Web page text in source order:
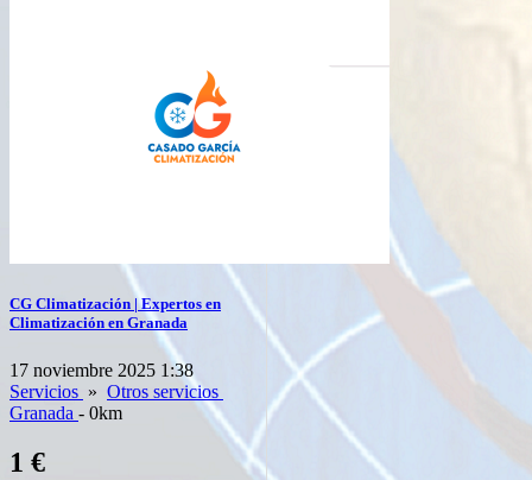
CG Climatización | Expertos en
Climatización en Granada
17 noviembre 2025 1:38
Servicios » Otros servicios
Granada - 0km
1 €